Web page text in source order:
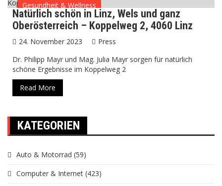
Gesundheit & Wellness
Natürlich schön in Linz, Wels und ganz
Oberösterreich – Koppelweg 2, 4060 Linz
24. November 2023
Press
Dr. Philipp Mayr und Mag. Julia Mayr sorgen für natürlich
schöne Ergebnisse im Koppelweg 2
Read More
KATEGORIEN
Auto & Motorrad (59)
Computer & Internet (423)